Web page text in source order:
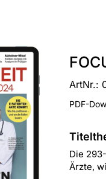
ArtNr.:
PDF-
Die
Ärzte,